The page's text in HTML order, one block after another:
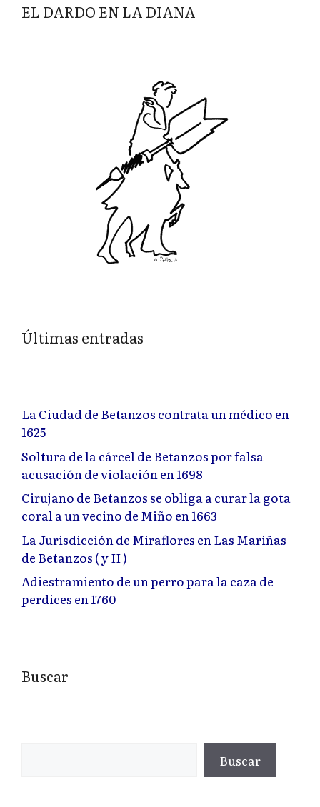
EL DARDO EN LA DIANA
Últimas entradas
La Ciudad de Betanzos contrata un médico en
1625
Soltura de la cárcel de Betanzos por falsa
acusación de violación en 1698
Cirujano de Betanzos se obliga a curar la gota
coral a un vecino de Miño en 1663
La Jurisdicción de Miraflores en Las Mariñas
de Betanzos ( y II )
Adiestramiento de un perro para la caza de
perdices en 1760
Buscar
Buscar